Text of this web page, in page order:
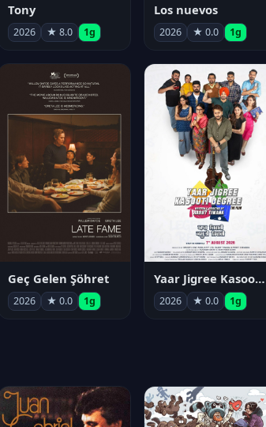
Tony
2026 ★ 8.0 1g
Los nuevos
2026 ★ 0.0 1g
Geç Gelen Şöhret
2026 ★ 0.0 1g
Yaar Jigree Kasooti Degree
2026 ★ 0.0 1g